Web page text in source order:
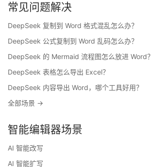
常见问题解决
DeepSeek 复制到 Word 格式混乱怎么办？
DeepSeek 公式复制到 Word 乱码怎么办？
DeepSeek 的 Mermaid 流程图怎么放进 Word？
DeepSeek 表格怎么导出 Excel？
DeepSeek 内容导出 Word，哪个工具好用？
全部场景 →
智能编辑器场景
AI 智能改写
AI 智能扩写